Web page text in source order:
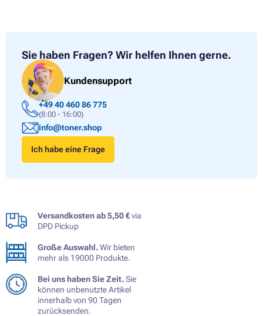
Sie haben Fragen? Wir helfen Ihnen gerne.
Kundensupport
+49 40 460 86 775
(8:00 - 16:00)
info@toner.shop
Ich habe eine Frage
Versandkosten ab 5,50 €via
DPD Pickup
Große Auswahl.Wir bieten
mehr als 19000 Produkte.
Bei uns haben Sie Zeit.Sie
können unbenutzte Artikel
innerhalb von 90 Tagen
zurücksenden.